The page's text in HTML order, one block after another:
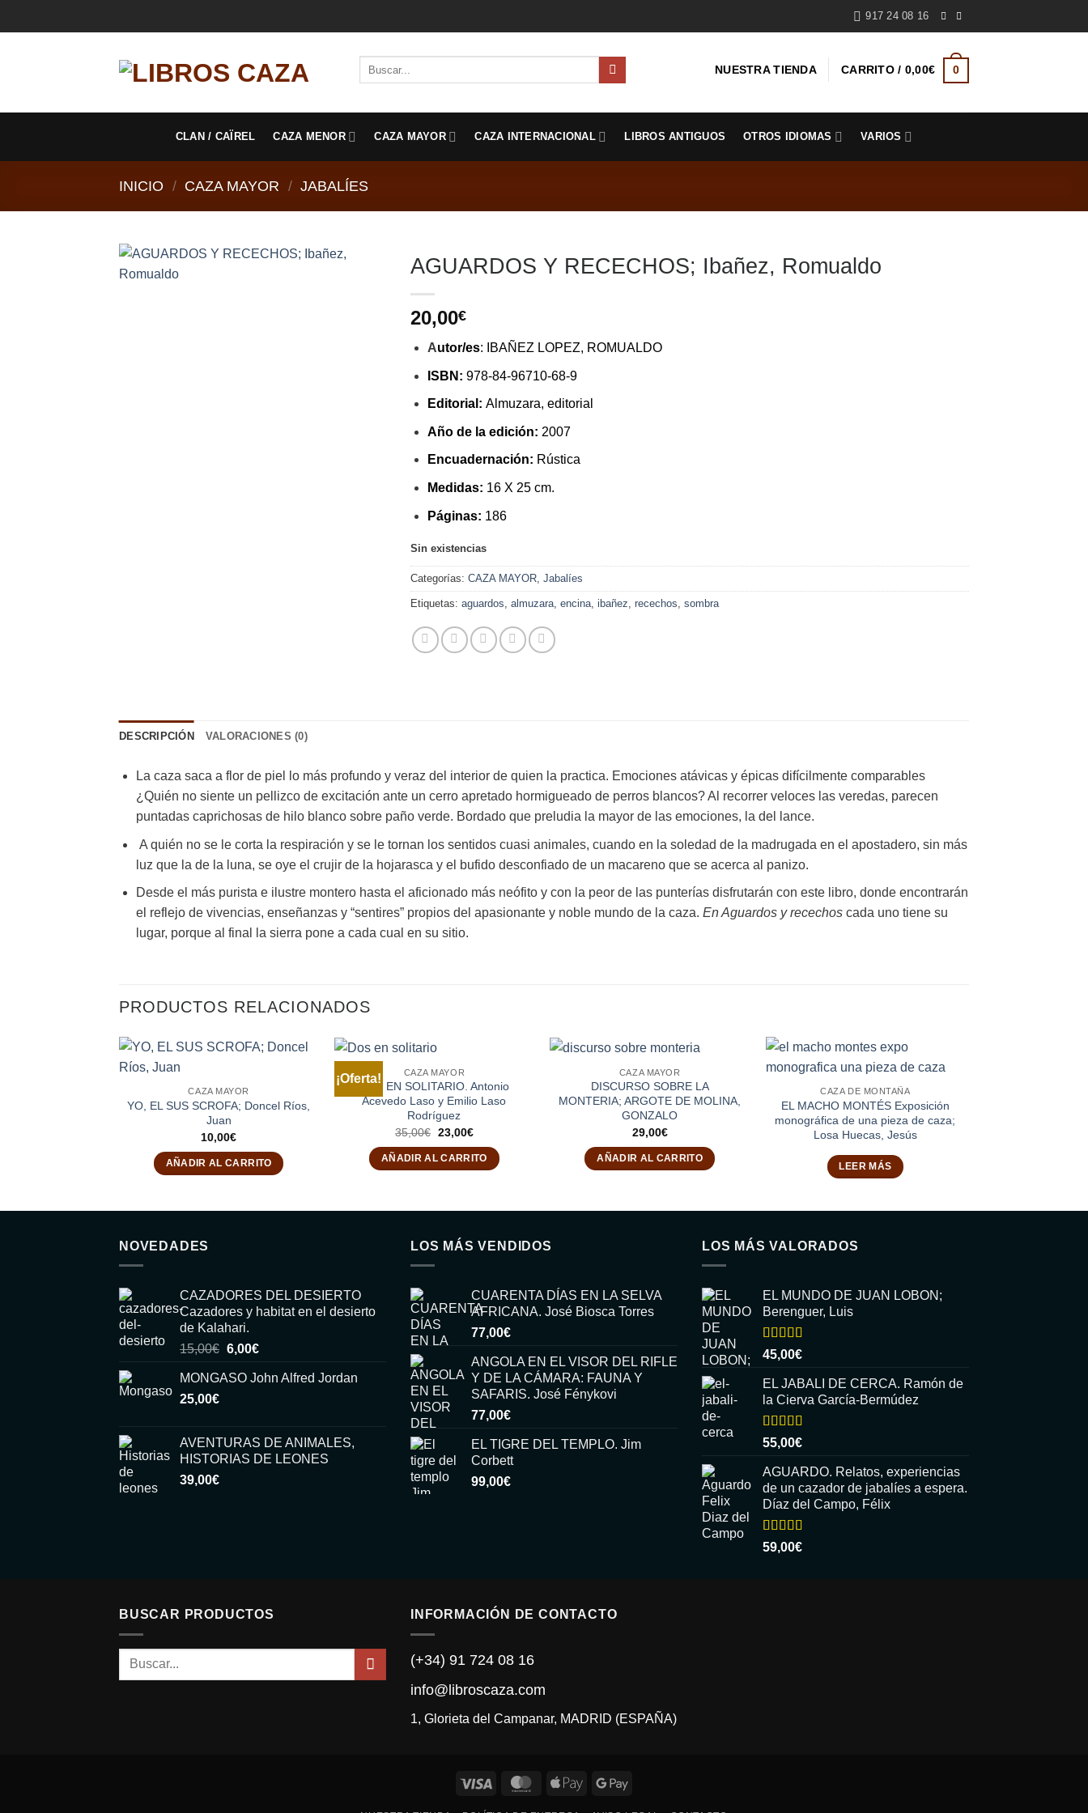
al
917 24 08 16
NUESTRA TIENDA CARRITO / 0,00€ 0
CLAN / CAÏREL CAZA MENOR CAZA MAYOR CAZA INTERNACIONAL LIBROS ANTIGUOS OTROS IDIOMAS VARIOS
INICIO / CAZA MAYOR / JABALÍES
AGUARDOS Y RECECHOS; Ibañez, Romualdo
20,00€
Autor/es: IBAÑEZ LOPEZ, ROMUALDO
ISBN: 978-84-96710-68-9
Editorial: Almuzara, editorial
Año de la edición: 2007
Encuadernación: Rústica
Medidas: 16 X 25 cm.
Páginas: 186
Sin existencias
Categorías: CAZA MAYOR, Jabalíes
Etiquetas: aguardos, almuzara, encina, ibañez, recechos, sombra
DESCRIPCIÓN VALORACIONES (0)
La caza saca a flor de piel lo más profundo y veraz del interior de quien la practica. Emociones atávicas y épicas difícilmente comparables
¿Quién no siente un pellizco de excitación ante un cerro apretado hormigueado de perros blancos? Al recorrer veloces las veredas, parecen
puntadas caprichosas de hilo blanco sobre paño verde. Bordado que preludia la mayor de las emociones, la del lance.
A quién no se le corta la respiración y se le tornan los sentidos cuasi animales, cuando en la soledad de la madrugada en el apostadero, sin más
luz que la de la luna, se oye el crujir de la hojarasca y el bufido desconfiado de un macareno que se acerca al panizo.
Desde el más purista e ilustre montero hasta el aficionado más neófito y con la peor de las punterías disfrutarán con este libro, donde encontrarán
el reflejo de vivencias, enseñanzas y “sentires” propios del apasionante y noble mundo de la caza. En Aguardos y recechoscada uno tiene su
lugar, porque al final la sierra pone a cada cual en su sitio.
PRODUCTOS RELACIONADOS
CAZA MAYOR
YO, EL SUS SCROFA; Doncel Ríos,
Juan
10,00€
AÑADIR AL CARRITO
¡Oferta! CAZA MAYOR
DOS EN SOLITARIO. Antonio
Acevedo Laso y Emilio Laso
Rodríguez
35,00€ El
original
era:
23,00€El
actual
es:
AÑADIR AL CARRITO
CAZA MAYOR
DISCURSO SOBRE LA
MONTERIA; ARGOTE DE MOLINA,
GONZALO
29,00€
AÑADIR AL CARRITO
CAZA DE MONTAÑA
EL MACHO MONTÉS Exposición
monográfica de una pieza de caza;
Losa Huecas, Jesús
LEER MÁS
NOVEDADES
CAZADORES DEL DESIERTO
Cazadores y habitat en el desierto
de Kalahari.
15,00€ El
original
6,00€El
actual
MONGASO John Alfred Jordan
25,00€
AVENTURAS DE ANIMALES,
HISTORIAS DE LEONES
39,00€
LOS MÁS VENDIDOS
CUARENTA DÍAS EN LA SELVA
AFRICANA. José Biosca Torres
77,00€
ANGOLA EN EL VISOR DEL RIFLE
Y DE LA CÁMARA: FAUNA Y
SAFARIS. José Fénykovi
77,00€
EL TIGRE DEL TEMPLO. Jim
Corbett
99,00€
LOS MÁS VALORADOS
EL MUNDO DE JUAN LOBON;
Berenguer, Luis
Valorado
con
5
45,00€
EL JABALI DE CERCA. Ramón de
la Cierva García-Bermúdez
Valorado
con
5
55,00€
AGUARDO. Relatos, experiencias
de un cazador de jabalíes a espera.
Díaz del Campo, Félix
Valorado
con
59,00€
BUSCAR PRODUCTOS
Buscar
INFORMACIÓN DE CONTACTO
(+34) 91 724 08 16
info@libroscaza.com
1, Glorieta del Campanar, MADRID (ESPAÑA)
Visa MasterCardApple
Google